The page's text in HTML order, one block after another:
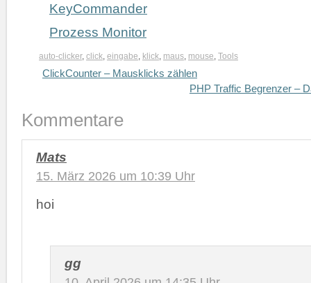
KeyCommander
Prozess Monitor
auto-clicker, click, eingabe, klick, maus, mouse, Tools
ClickCounter – Mausklicks zählen
PHP Traffic Begrenzer –
Kommentare
Mats
15. März 2026 um 10:39 Uhr
hoi
gg